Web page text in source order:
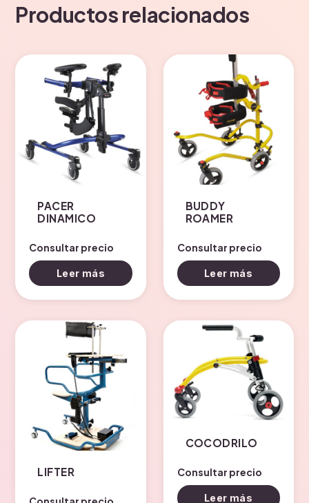
Productos relacionados
PACER
DINAMICO
Consultar precio
Leer más
BUDDY
ROAMER
Consultar precio
Leer más
LIFTER
COCODRILO
Consultar precio
Leer más